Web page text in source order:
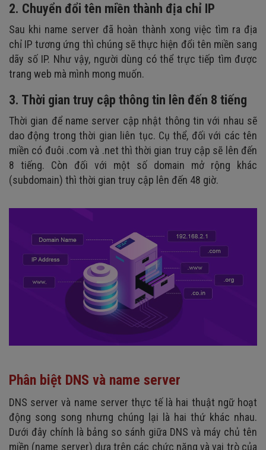
2. Chuyển đổi tên miền thành địa chỉ IP
Sau khi name server đã hoàn thành xong việc tìm ra địa
chỉ IP tương ứng thì chúng sẽ thực hiện đổi tên miền sang
dãy số IP. Như vậy, người dùng có thể trực tiếp tìm được
trang web mà mình mong muốn.
3. Thời gian truy cập thông tin lên đến 8 tiếng
Thời gian để name server cập nhật thông tin với nhau sẽ
dao động trong thời gian liên tục. Cụ thể, đối với các tên
miền có đuôi .com và .net thì thời gian truy cập sẽ lên đến
8 tiếng. Còn đối với một số domain mở rộng khác
(subdomain) thì thời gian truy cập lên đến 48 giờ.
Phân biệt DNS và name server
DNS server và name server thực tế là hai thuật ngữ hoạt
động song song nhưng chúng lại là hai thứ khác nhau.
Dưới đây chính là bảng so sánh giữa DNS và máy chủ tên
miền (name server) dựa trên các chức năng và vai trò của